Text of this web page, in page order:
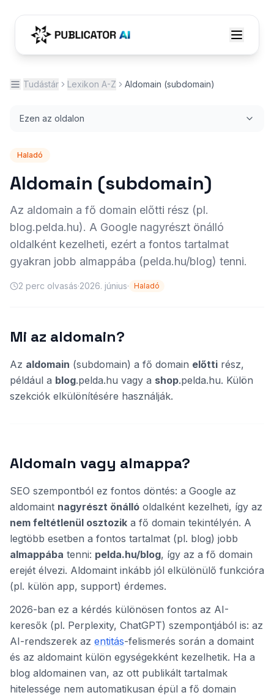
Tudástár Lexikon A-Z Aldomain (subdomain)
Ezen az oldalon
Haladó
Aldomain (subdomain)
Az aldomain a fő domain előtti rész (pl.
blog.pelda.hu). A Google nagyrészt önálló
oldalként kezelheti, ezért a fontos tartalmat
gyakran jobb almappába (pelda.hu/blog) tenni.
2 perc olvasás·2026. június· Haladó
Mi az aldomain?
Az aldomain (subdomain) a fő domain előtti rész,
például a blog.pelda.hu vagy a shop.pelda.hu. Külön
szekciók elkülönítésére használják.
Aldomain vagy almappa?
SEO szempontból ez fontos döntés: a Google az
aldomaint nagyrészt önálló oldalként kezelheti, így az
nem feltétlenül osztozik a fő domain tekintélyén. A
legtöbb esetben a fontos tartalmat (pl. blog) jobb
almappába tenni: pelda.hu/blog, így az a fő domain
erejét élvezi. Aldomaint inkább jól elkülönülő funkcióra
(pl. külön app, support) érdemes.
2026-ban ez a kérdés különösen fontos az AI-
keresők (pl. Perplexity, ChatGPT) szempontjából is: az
AI-rendszerek az entitás-felismerés során a domaint
és az aldomaint külön egységekként kezelhetik. Ha a
blog aldomainen van, az ott publikált tartalmak
hitelessége nem automatikusan épül a fő domain